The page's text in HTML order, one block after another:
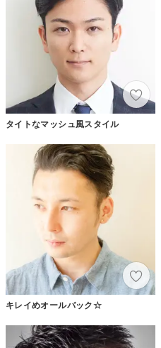
タイトなマッシュ風スタイル
キレイめオールバック☆